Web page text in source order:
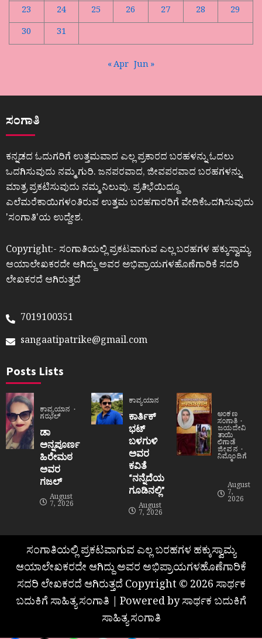
23
24 25 26 27 28
29
30
31
« Apr Jun »
ಸಂಗಾತಿ
ಕನ್ನಡದ ಓದುಗರಿಗೆ ಉತ್ತಮವಾದ ಎಲ್ಲ ಪ್ರಕಾರದ ಬರಹಳನ್ನು ಓದಲು
ಒದಗಿಸುವುದು ನಮ್ಮ ಗುರಿ. ಜನಪರವಾದ, ಜೀವಪರವಾದ ಬರಹಗಳನ್ನು
ಮಾತ್ರ ಪ್ರಕಟಿಸುವುದು ನಮ್ಮ ನಿಲುವು. ಪ್ರತಿಭೆಯಿದ್ದೂ
ಎಲೆಮರೆಕಾಯಿಗಳಂತಿರುವ ಉತ್ತಮ ಬರಹಗಾರರಿಗೆ ವೇದಿಕೆಒದಗಿಸುವುದು
ʼಸಂಗಾತಿʼಯ ಉದ್ದೇಶ.
Copyright:- ಸಂಗಾತಿಯಲ್ಲಿ ಪ್ರಕಟವಾಗುವ ಎಲ್ಲ ಬರಹಗಳ ಹಕ್ಕುಸ್ವಾಮ್ಯ
ಆಯಾಲೇಖಕರದೇ ಆಗಿದ್ದು ಅವರ ಅಭಿಪ್ರಾಯಗಳಹೊಣೆಗಾರಿಕೆ ಸದರಿ
ಲೇಖಕರದೆ ಆಗಿರುತ್ತದೆ
7019100351
sangaatipatrike@gmail.com
Posts Lists
ಕಾವ್ಯಯಾನ
ಗಝಲ್
ಡಾ
ಅನ್ನಪೂರ್ಣ
ಹಿರೇಮಠ
ಅವರ
ಗಜಲ್
August
7, 2026
ಕಾವ್ಯಯಾನ
ಕಾರ್ತಿಕ್
ಭಟ್
ಬಳಗುಳಿ
ಅವರ
ಕವಿತೆ
“ನನ್ನೆದೆಯ
ಗೂಡಿನಲ್ಲಿ”
August
7, 2026
ಅಂಕಣ
ಸಂಗಾತಿ
ಜಯದೇವಿ
ತಾಯಿ
ಲಿಗಾಡೆ
ಜೀವನ
ನಿಮ್ಮೊಂದಿಗೆ
August
7,
2026
ಸಂಗಾತಿಯಲ್ಲಿ ಪ್ರಕಟವಾಗುವ ಎಲ್ಲ ಬರಹಗಳ ಹಕ್ಕುಸ್ವಾಮ್ಯ
ಆಯಾಲೇಖಕರದೇ ಆಗಿದ್ದು ಅವರ ಅಭಿಪ್ರಾಯಗಳಹೊಣೆಗಾರಿಕೆ
ಸದರಿ ಲೇಖಕರದೆ ಆಗಿರುತ್ತದೆ Copyright © 2026 ಸಾರ್ಥಕ
ಬದುಕಿಗೆ ಸಾಹಿತ್ಯ ಸಂಗಾತಿ | Powered by ಸಾರ್ಥಕ ಬದುಕಿಗೆ
ಸಾಹಿತ್ಯ ಸಂಗಾತಿ